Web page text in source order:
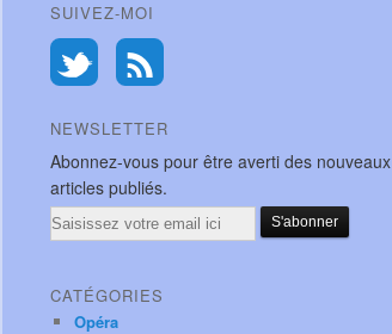
SUIVEZ-MOI
NEWSLETTER
Abonnez-vous pour être averti des nouveaux
articles publiés.
Email
CATÉGORIES
Opéra